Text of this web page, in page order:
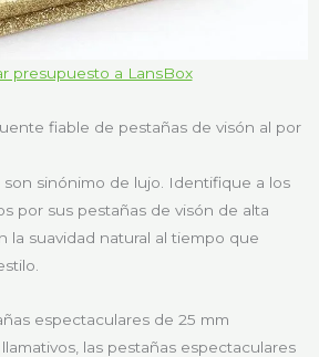
presupuesto a LansBox
fiable de pestañas de visón al por
son sinónimo de lujo. Identifique a los
por sus pestañas de visón de alta
la suavidad natural al tiempo que
espectaculares de 25 mm
las pestañas espectaculares